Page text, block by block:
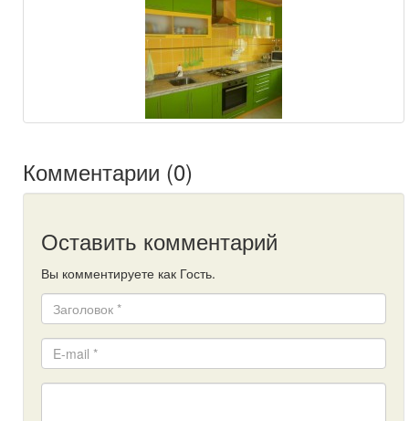
Комментарии (0)
Оставить комментарий
Вы комментируете как Гость.